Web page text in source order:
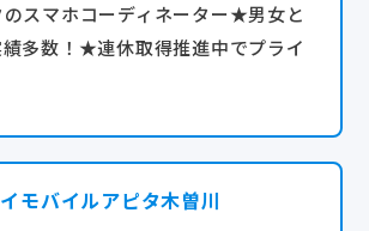
スマホコーディネーター★男女と
多数！★連休取得推進中でプライ
モバイルアピタ木曽川